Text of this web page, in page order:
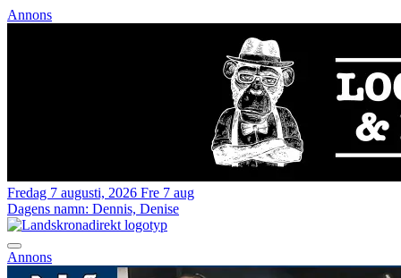
Annons
Fredag 7 augusti, 2026 Fre 7 aug
Dagens namn: Dennis, Denise
Annons